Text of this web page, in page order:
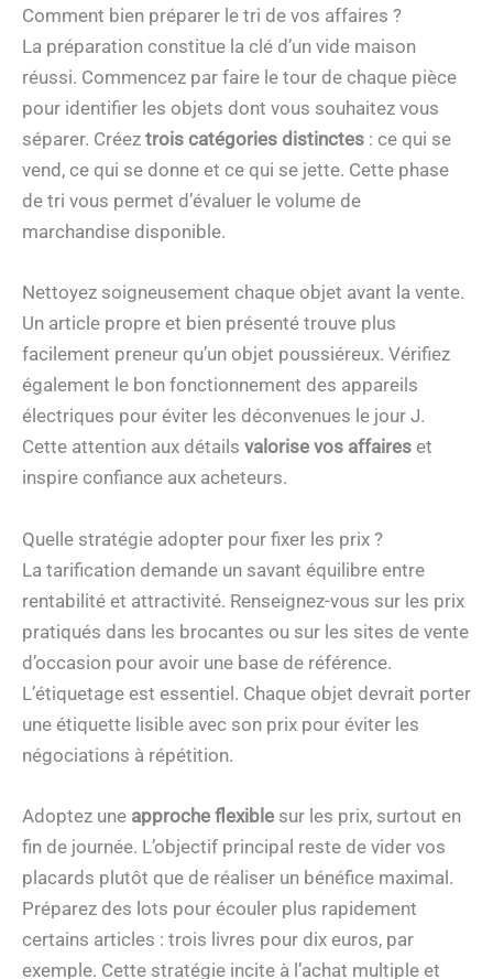
Comment bien préparer le tri de vos affaires ?
La préparation constitue la clé d’un vide maison
réussi. Commencez par faire le tour de chaque pièce
pour identifier les objets dont vous souhaitez vous
séparer. Créez trois catégories distinctes : ce qui se
vend, ce qui se donne et ce qui se jette. Cette phase
de tri vous permet d’évaluer le volume de
marchandise disponible.
Nettoyez soigneusement chaque objet avant la vente.
Un article propre et bien présenté trouve plus
facilement preneur qu’un objet poussiéreux. Vérifiez
également le bon fonctionnement des appareils
électriques pour éviter les déconvenues le jour J.
Cette attention aux détails valorise vos affaires et
inspire confiance aux acheteurs.
Quelle stratégie adopter pour fixer les prix ?
La tarification demande un savant équilibre entre
rentabilité et attractivité. Renseignez-vous sur les prix
pratiqués dans les brocantes ou sur les sites de vente
d’occasion pour avoir une base de référence.
L’étiquetage est essentiel. Chaque objet devrait porter
une étiquette lisible avec son prix pour éviter les
négociations à répétition.
Adoptez une approche flexible sur les prix, surtout en
fin de journée. L’objectif principal reste de vider vos
placards plutôt que de réaliser un bénéfice maximal.
Préparez des lots pour écouler plus rapidement
certains articles : trois livres pour dix euros, par
exemple. Cette stratégie incite à l’achat multiple et